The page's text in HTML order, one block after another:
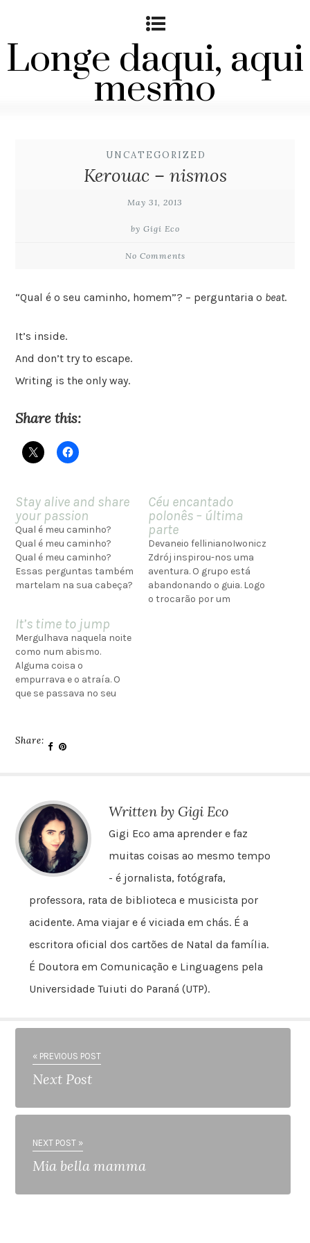
Longe daqui, aqui
mesmo
UNCATEGORIZED
Kerouac – nismos
May 31, 2013
by Gigi Eco
No Comments
“Qual é o seu caminho, homem”? – perguntaria o beat.
It’s inside.
And don’t try to escape.
Writing is the only way.
Share this:
Stay alive and share
your passion
Qual é meu caminho?
Qual é meu caminho?
Qual é meu caminho?
Essas perguntas também
martelam na sua cabeça?
fosse o ritmo de um
tambor. É como se meu
caminho não quisesse
aparecer para mim... RÁ!
Ou será que eu não deixo?
Ou…
Céu encantado
polonês – última
parte
Devaneio fellinianoIwonicz
Zdrój inspirou-nos uma
aventura. O grupo está
abandonando o guia. Logo
o trocarão por um
It’s time to jump
Mergulhava naquela noite
como num abismo.
Alguma coisa o
empurrava e o atraía. O
que se passava no seu
compreenderão. Que
homem não entrou, ainda
desconhecido?(Victor
Hugo, Os Miseráveis)
Share:
Written by Gigi Eco
Gigi Eco ama aprender e faz
muitas coisas ao mesmo tempo
- é jornalista, fotógrafa,
professora, rata de biblioteca e musicista por
acidente. Ama viajar e é viciada em chás. É a
escritora oficial dos cartões de Natal da família.
É Doutora em Comunicação e Linguagens pela
Universidade Tuiuti do Paraná (UTP).
« PREVIOUS POST
Next Post
NEXT POST »
Mia bella mamma